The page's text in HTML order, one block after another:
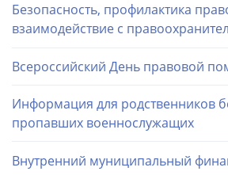
Безопасность, профилактика
взаимодействие с
Всероссийский День правовой
Информация для родственников
пропавших военнослужащих
Внутренний муниципальный